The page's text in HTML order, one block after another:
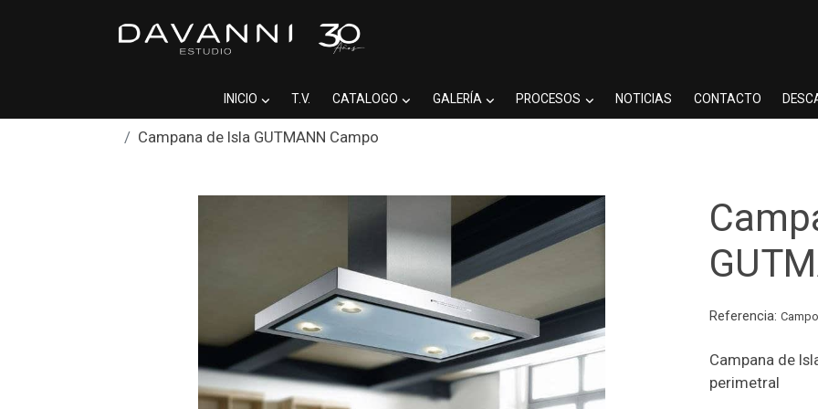
INICIO T.V. CATALOGO GALERÍA PROCESOS NOTICIAS CONTACTO
Campana de Isla GUTMANN Campo
Referencia:
Campana de
perimetral